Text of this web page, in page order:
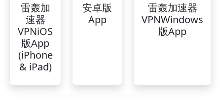
雷轰加
速器
VPNiOS
版App
(iPhone
& iPad)
安卓版
App
雷轰加速器
VPNWindows
版App